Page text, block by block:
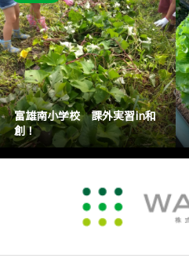
富雄南小学校 課外実習in和
創！